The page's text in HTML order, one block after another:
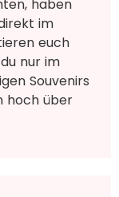
haben
im
euch
nur im
Souvenirs
hoch über